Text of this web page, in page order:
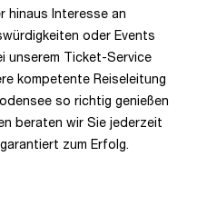
hinaus Interesse an
oder Events
unserem Ticket-Service
kompetente Reiseleitung
so richtig genießen
beraten wir Sie jederzeit
zum Erfolg.